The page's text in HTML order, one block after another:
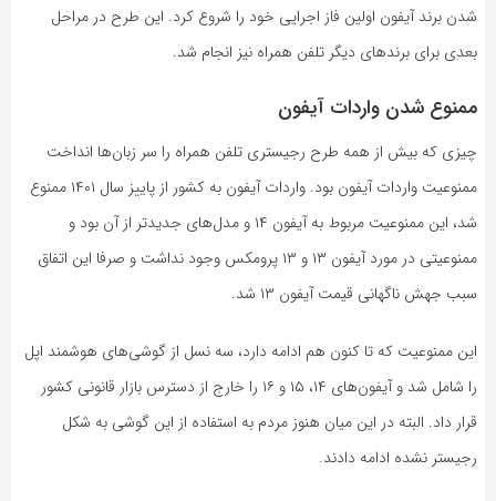
شدن برند آیفون اولین فاز اجرایی خود را شروع کرد. این طرح در مراحل
بعدی برای برندهای دیگر تلفن همراه نیز انجام شد.
ممنوع شدن واردات آیفون
چیزی که بیش از همه طرح رجیستری تلفن همراه را سر زبان‌ها انداخت
ممنوعیت واردات آیفون بود. واردات آیفون به کشور از پاییز سال ۱۴۰۱ ممنوع
شد، این ممنوعیت مربوط به آیفون ۱۴ و مدل‌های جدیدتر از آن بود و
ممنوعیتی در مورد آیفون ۱۳ و ۱۳ پرومکس وجود نداشت و صرفا این اتفاق
سبب جهش ناگهانی قیمت آیفون ۱۳ شد.
این ممنوعیت که تا کنون هم ادامه دارد، سه نسل از گوشی‌های هوشمند اپل
را شامل شد و آیفون‌های ۱۴، ۱۵ و ۱۶ را خارج از دسترس بازار قانونی کشور
قرار داد. البته در این میان هنوز مردم به استفاده از این گوشی به شکل
رجیستر نشده ادامه دادند.